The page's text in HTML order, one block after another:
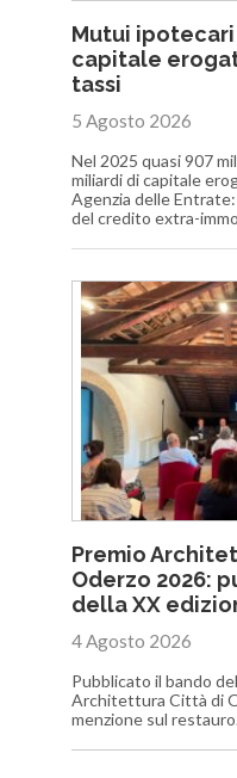
Mutui ipotecari
capitale
tassi
5 Agosto 2026
Nel 2025 quasi 907
miliardi di capitale
Agenzia delle
del credito extra-
Premio
Oderzo 2026:
della XX
4 Agosto 2026
Pubblicato il bando
Architettura Città di
menzione sul